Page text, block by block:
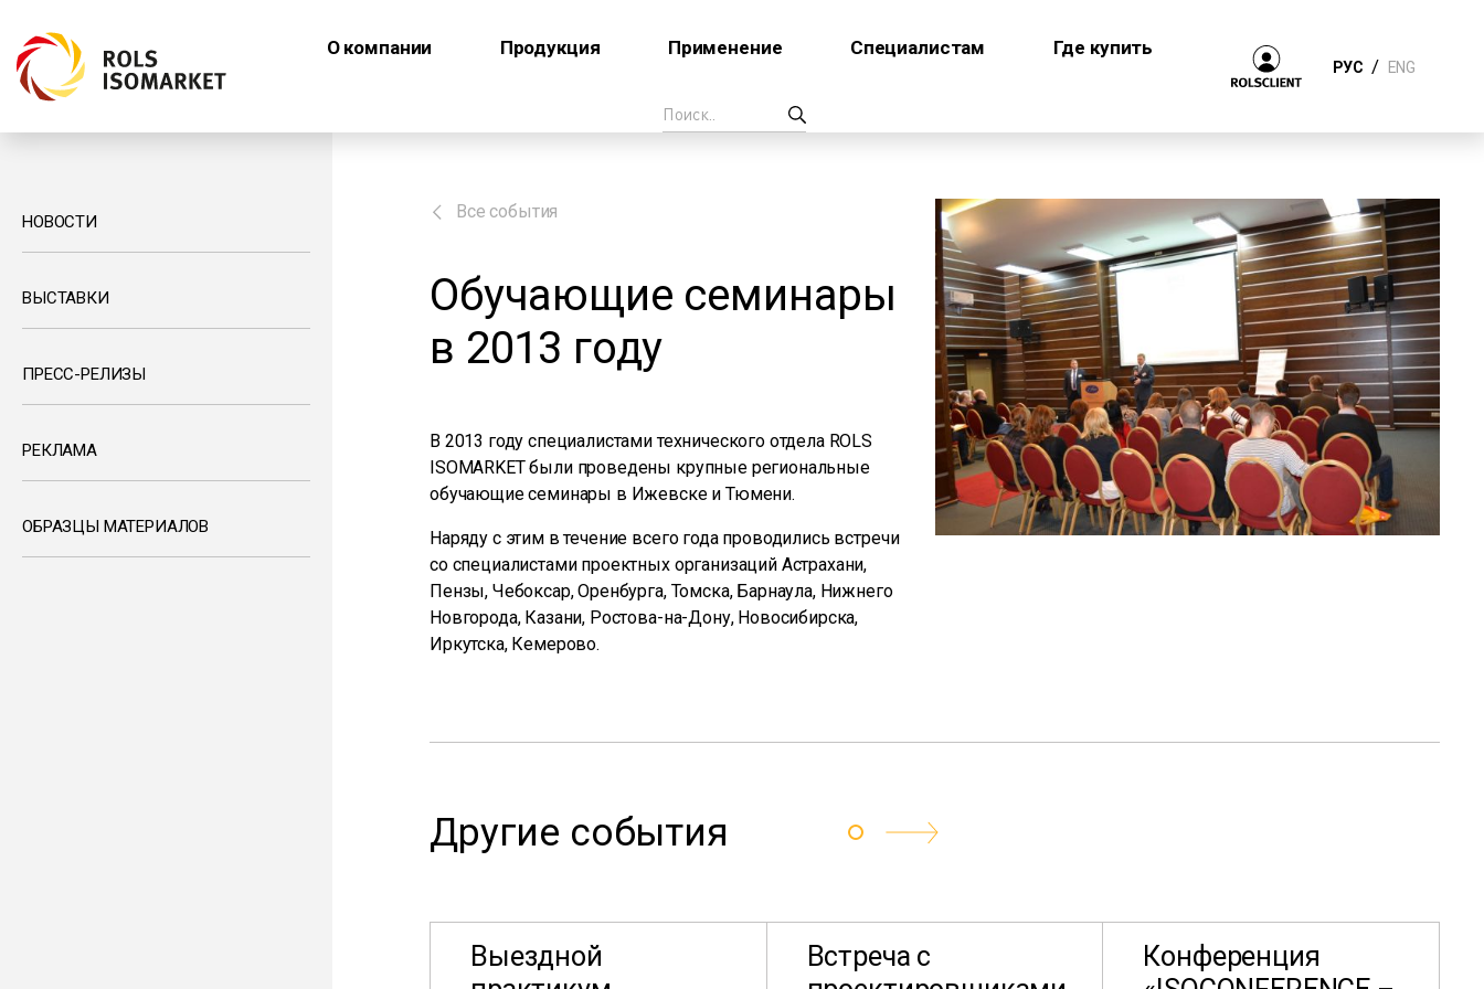
О компании Продукция Применение Специалистам Где купить
РУС / ENG
НОВОСТИ
ВЫСТАВКИ
ПРЕСС-РЕЛИЗЫ
РЕКЛАМА
ОБРАЗЦЫ МАТЕРИАЛОВ
Все события
Обучающие семинары
в 2013 году
В 2013 году специалистами технического отдела ROLS
ISOMARKET были проведены крупные региональные
обучающие семинары в Ижевске и Тюмени.
Наряду с этим в течение всего года проводились встречи
со специалистами проектных организаций Астрахани,
Пензы, Чебоксар, Оренбурга, Томска, Барнаула, Нижнего
Новгорода, Казани, Ростова-на-Дону, Новосибирска,
Иркутска, Кемерово.
Другие события
Выездной
Встреча с
Конференция